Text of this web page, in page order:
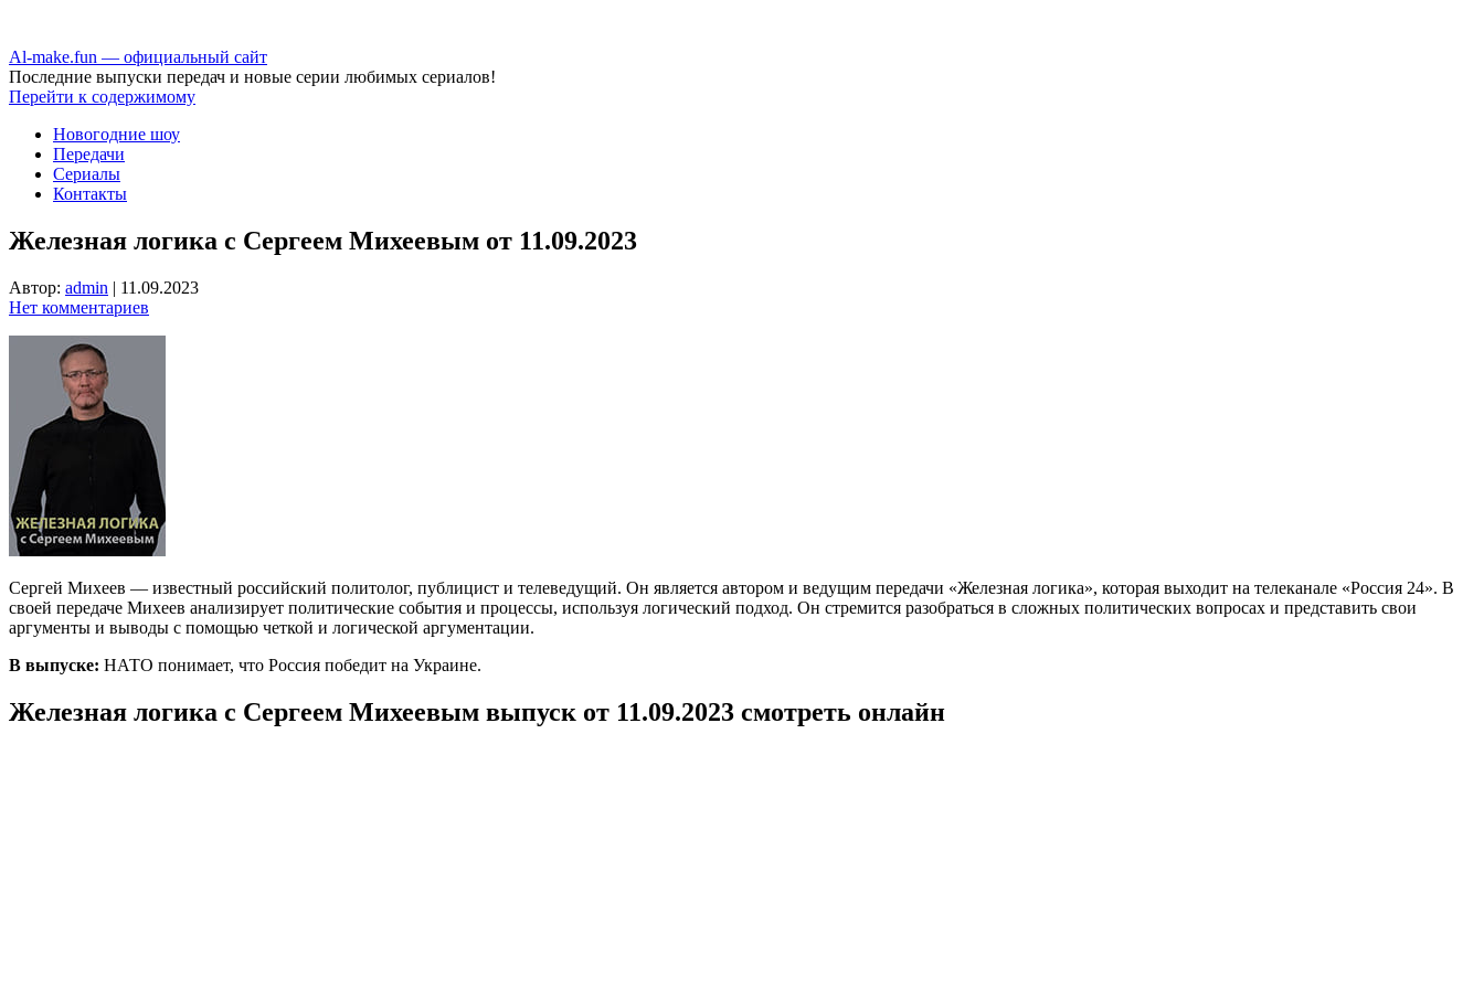
Аl-make.fun — официальный сайт
Последние выпуски передач и новые серии любимых сериалов!
Перейти к содержимому
Новогодние шоу
Передачи
Сериалы
Контакты
Железная логика с Сергеем Михеевым от 11.09.2023
Автор: admin | 11.09.2023
Нет комментариев
Сергей Михеев — известный российский политолог, публицист и телеведущий. Он является автором и ведущим передачи «Железная логика», которая выходит на телеканале «Россия 24». В
своей передаче Михеев анализирует политические события и процессы, используя логический подход. Он стремится разобраться в сложных политических вопросах и представить свои
аргументы и выводы с помощью четкой и логической аргументации.
В выпуске: НАТО понимает, что Россия победит на Украине.
Железная логика с Сергеем Михеевым выпуск от 11.09.2023 смотреть онлайн